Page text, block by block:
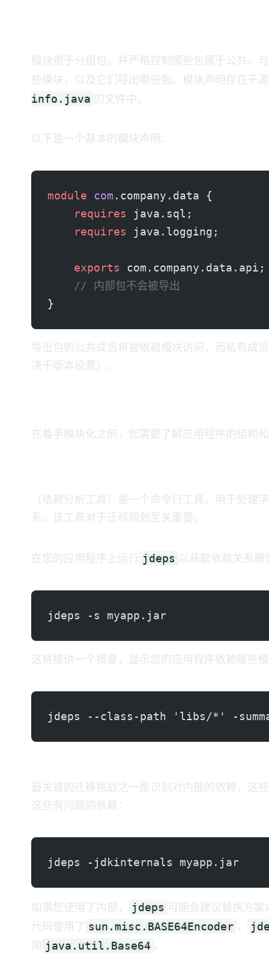
模块用于分组包，并严格控制哪些包属于公共API。
些模块，以及它们导出哪些包。模块声明存在于
info.java 的文件中。
以下是一个基本的模块声明：
module com .company.data {
    requires
java.sql;
    requires
java.logging;
    exports
com.company.data.api;
    // 内部包不会被导出
}
导出包的公共成员将被依赖模块访问，而私有成
决于Java版本设置）。
在着手模块化之前，您需要了解应用程序的结构
JDeps（Java依赖分析工具）是一个命令行工具，用于处
系。该工具对于迁移规划至关重要。
在您的应用程序上运行 jdeps 以获取依赖关系概
jdeps -s myapp.jar
这将提供一个摘要，显示您的应用程序依赖哪些
jdeps --class-path 'libs/*' -
最关键的迁移挑战之一是识别对JDK内部API的依赖，这些API
这些有问题的依赖：
jdeps -jdkinternals myapp.jar
如果您使用了内部API， jdeps 可能会建议替换方
代码使用了
sun.misc.BASE64Encoder ，
用 java.util.Base64 。